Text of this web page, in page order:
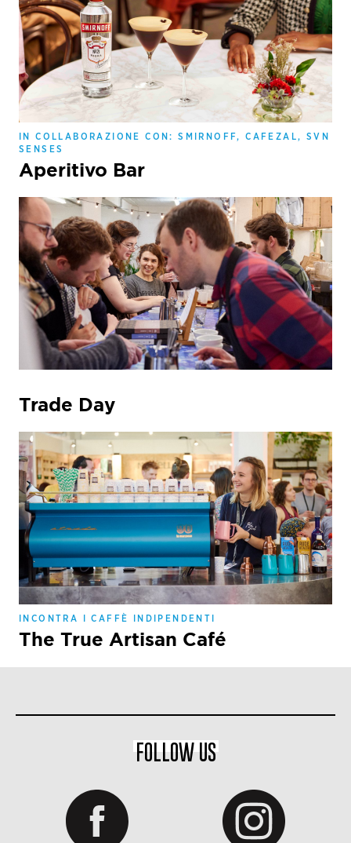
IN COLLABORAZIONE CON: SMIRNOFF, CAFEZAL, SVN
SENSES
Aperitivo Bar
Trade Day
INCONTRA I CAFFÈ INDIPENDENTI
The True Artisan Café
FOLLOW US